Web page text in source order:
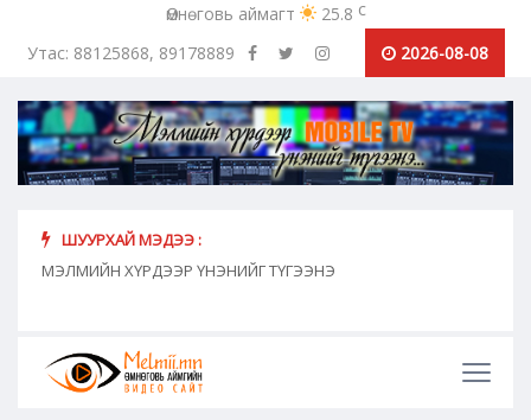
Өмнөговь аймагт 25.8 c
Утас: 88125868, 89178889
2026-08-08
ШУУРХАЙ МЭДЭЭ :
МЭЛМИЙН ХҮРДЭЭР ҮНЭНИЙГ ТҮГЭЭНЭ